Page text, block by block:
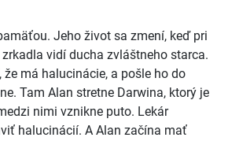
Jeho život sa zmení, keď pri
vidí ducha zvláštneho starca.
má halucinácie, a pošle ho do
Tam Alan stretne Darwina, ktorý je
nimi vznikne puto. Lekár
halucinácií. A Alan začína mať